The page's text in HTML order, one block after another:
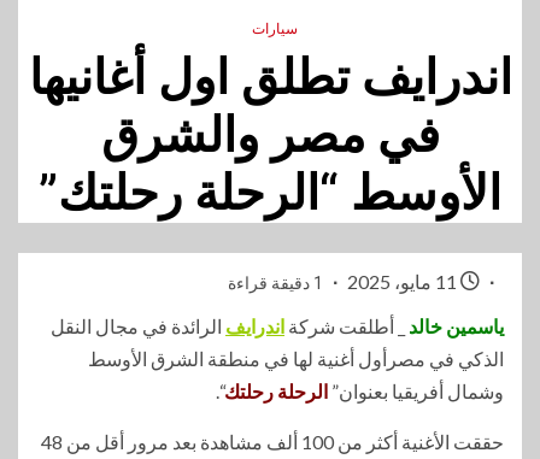
سيارات
اندرايف تطلق اول أغانيها
في مصر والشرق
الأوسط “الرحلة رحلتك”
1 دقيقة قراءة
ياسمين خالد _ أطلقت شركة اندرايف الرائدة في مجال النقل
الذكي في مصرأول أغنية لها في منطقة الشرق الأوسط
وشمال أفريقيا بعنوان” الرحلة رحلتك“.
حققت الأغنية أكثر من 100 ألف مشاهدة بعد مرور أقل من 48